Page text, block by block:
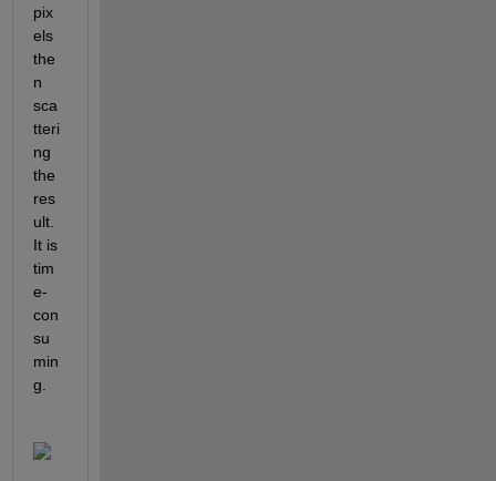
pix
els
the
n
sca
tteri
ng
the
res
ult.
It is
tim
e-
con
su
min
g.